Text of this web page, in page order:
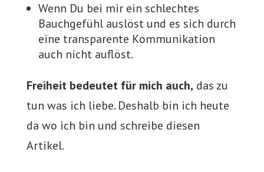
Wenn Du bei mir ein schlechtes
Bauchgefühl auslöst und es sich durch
eine transparente Kommunikation
auch nicht auflöst.
Freiheit bedeutet für mich auch, das zu
tun was ich liebe. Deshalb bin ich heute
da wo ich bin und schreibe diesen
Artikel.